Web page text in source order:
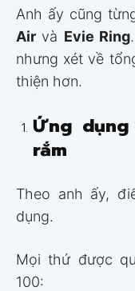
Anh ấy cũng
Air và Evie Ring
nhưng xét về
thiện hơn.
Ứng
rắm
Theo anh ấy,
dụng.
Mọi thứ được
100: